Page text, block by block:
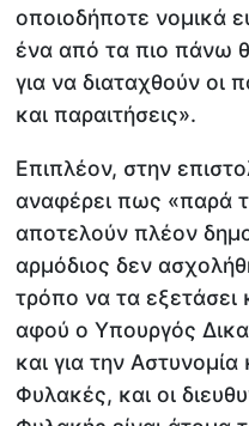
οποιοδήποτε νομικά
ένα από τα πιο πάνω
για να διαταχθούν οι
και παραιτήσεις».
Επιπλέον, στην
αναφέρει πως «παρά
αποτελούν πλέον
αρμόδιος δεν
τρόπο να τα εξετάσει
αφού ο Υπουργός
και για την Αστυνομία
Φυλακές, και οι